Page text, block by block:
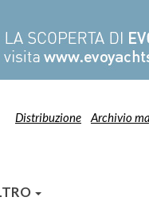
Distribuzione Archivio